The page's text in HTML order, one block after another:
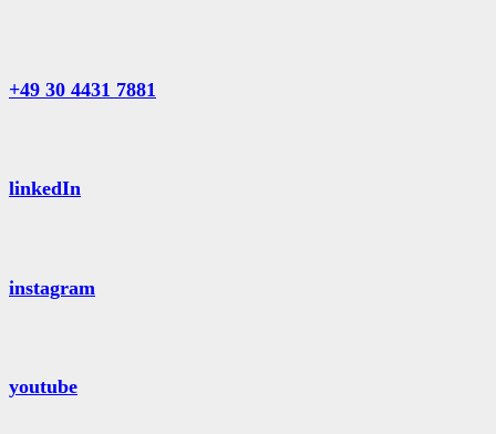
+49 30 4431 7881
linkedIn
instagram
youtube